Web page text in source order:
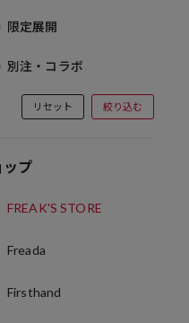
限定展開
別注・コラボ
リセット 絞り込む
ップ
FREAK'S STORE
Freada
Firsthand